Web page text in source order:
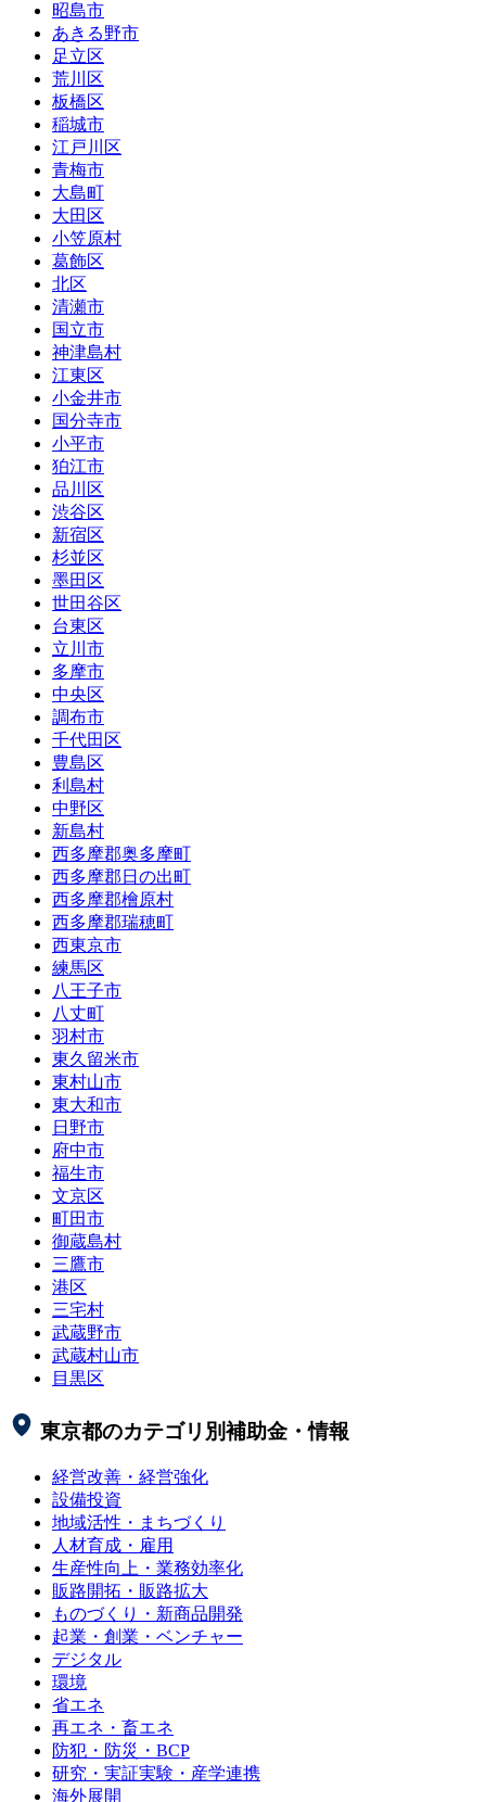
昭島市
あきる野市
足立区
荒川区
板橋区
稲城市
江戸川区
青梅市
大島町
大田区
小笠原村
葛飾区
北区
清瀬市
国立市
神津島村
江東区
小金井市
国分寺市
小平市
狛江市
品川区
渋谷区
新宿区
杉並区
墨田区
世田谷区
台東区
立川市
多摩市
中央区
調布市
千代田区
豊島区
利島村
中野区
新島村
西多摩郡奥多摩町
西多摩郡日の出町
西多摩郡檜原村
西多摩郡瑞穂町
西東京市
練馬区
八王子市
八丈町
羽村市
東久留米市
東村山市
東大和市
日野市
府中市
福生市
文京区
町田市
御蔵島村
三鷹市
港区
三宅村
武蔵野市
武蔵村山市
目黒区
東京都のカテゴリ別補助金・情報
経営改善・経営強化
設備投資
地域活性・まちづくり
人材育成・雇用
生産性向上・業務効率化
販路開拓・販路拡大
ものづくり・新商品開発
起業・創業・ベンチャー
デジタル
環境
省エネ
再エネ・畜エネ
防犯・防災・BCP
研究・実証実験・産学連携
海外展開